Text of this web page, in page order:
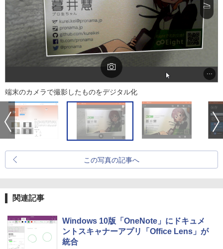
端末のカメラで撮影したものをデジタル化
この写真の記事へ
関連記事
Windows 10版「OneNote」にドキュメ
ントスキャナーアプリ「Office Lens」が
統合